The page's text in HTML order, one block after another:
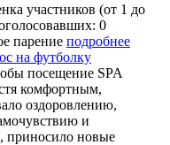
участников (от 1 до
0
парение подробнее
на футболку
посещение SPA
комфортным,
оздоровлению,
и
приносило новые